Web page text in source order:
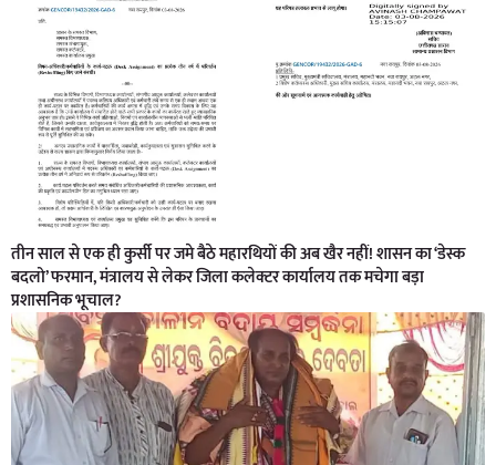
तीन साल से एक ही कुर्सी पर जमे बैठे महारथियों की अब खैर नहीं! शासन का ‘डेस्क
बदलो’ फरमान, मंत्रालय से लेकर जिला कलेक्टर कार्यालय तक मचेगा बड़ा
प्रशासनिक भूचाल?